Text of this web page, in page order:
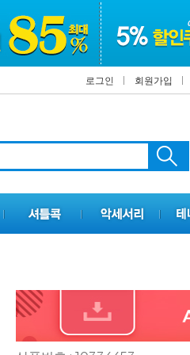
로그인 회원가입